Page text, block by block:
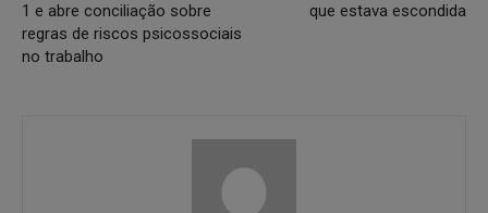
1 e abre conciliação sobre
regras de riscos psicossociais
no trabalho
que estava escondida